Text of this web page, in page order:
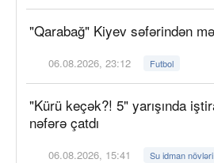
"Qarabağ" Kiyev səfərindən
06.08.2026, 23:12 Futbol
"Kürü keçək?! 5" yarışında
nəfərə çatdı
06.08.2026, 15:41 Su idman növləri